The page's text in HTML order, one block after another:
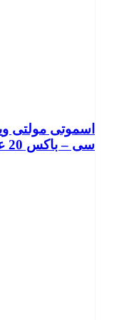
سی – باکس 20 عددی